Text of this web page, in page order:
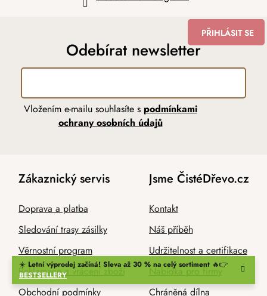
☀️ Letní výprodej začíná! Sleva až 30 % na celý sortiment 🔥👉
BESTSELLERY
Odebírat newsletter
Vložením e-mailu souhlasíte s podmínkami
ochrany osobních údajů
PŘIHLÁSIT SE
Zákaznický servis
Doprava a platba
Sledování trasy zásilky
Věrnostní program
Reklamace a vrácení zboží
Obchodní podmínky
Jsme ČistéDřevo.cz
Kontakt
Náš příběh
Udržitelnost a certifikace
Nabídka pro firmy
Chráněná dílna